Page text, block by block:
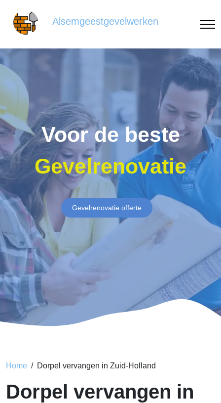
Alsemgeestgevelwerken
Voor de beste
Gevelrenovatie
Gevelrenovatie offerte
Home Dorpel vervangen in Zuid-Holland
Dorpel vervangen in